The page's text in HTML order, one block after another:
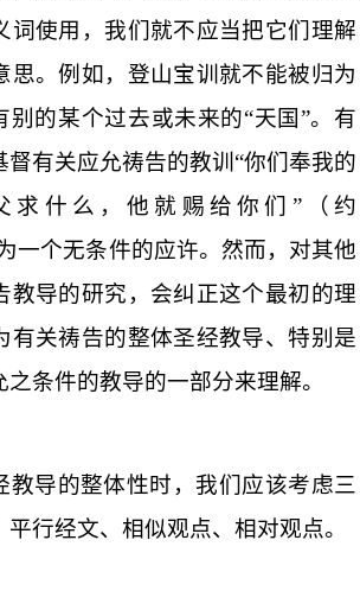
词使用，我们就不应当把它们理解
思。例如，登山宝训就不能被归为
别的某个过去或未来的“天国”。有
督有关应允祷告的教训“你们奉我的
求什么，他就赐给你们”（约
一个无条件的应许。然而，对其他
教导的研究，会纠正这个最初的理
有关祷告的整体圣经教导、特别是
条件的教导的一部分来理解。
教导的整体性时，我们应该考虑三
行经文、相似观点、相对观点。